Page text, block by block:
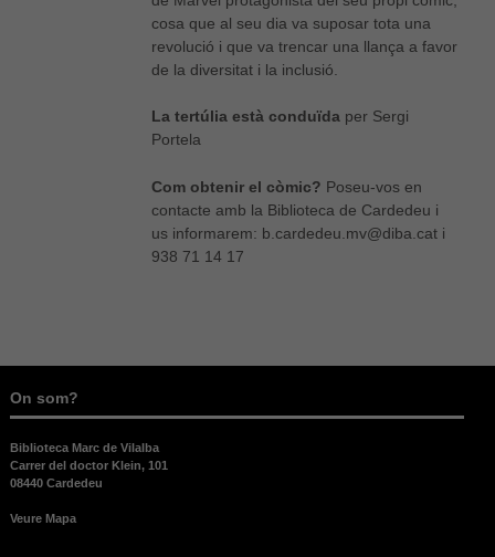
cosa que al seu dia va suposar tota una
revolució i que va trencar una llança a favor
de la diversitat i la inclusió.
La tertúlia està conduïda per Sergi
Portela
Com obtenir el còmic? Poseu-vos en
contacte amb la Biblioteca de Cardedeu i
us informarem: b.cardedeu.mv@diba.cat i
938 71 14 17
On som?
Biblioteca Marc de Vilalba
Carrer del doctor Klein, 101
08440 Cardedeu
Veure Mapa